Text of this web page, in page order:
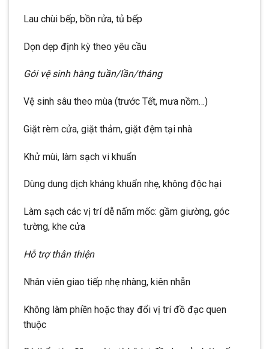
Lau chùi bếp, bồn rửa, tủ bếp
Dọn dẹp định kỳ theo yêu cầu
Gói vệ sinh hàng tuần/lần/tháng
Vệ sinh sâu theo mùa (trước Tết, mưa nồm…)
Giặt rèm cửa, giặt thảm, giặt đệm tại nhà
Khử mùi, làm sạch vi khuẩn
Dùng dung dịch kháng khuẩn nhẹ, không độc hại
Làm sạch các vị trí dễ nấm mốc: gầm giường, góc
tường, khe cửa
Hỗ trợ thân thiện
Nhân viên giao tiếp nhẹ nhàng, kiên nhẫn
Không làm phiền hoặc thay đổi vị trí đồ đạc quen
thuộc